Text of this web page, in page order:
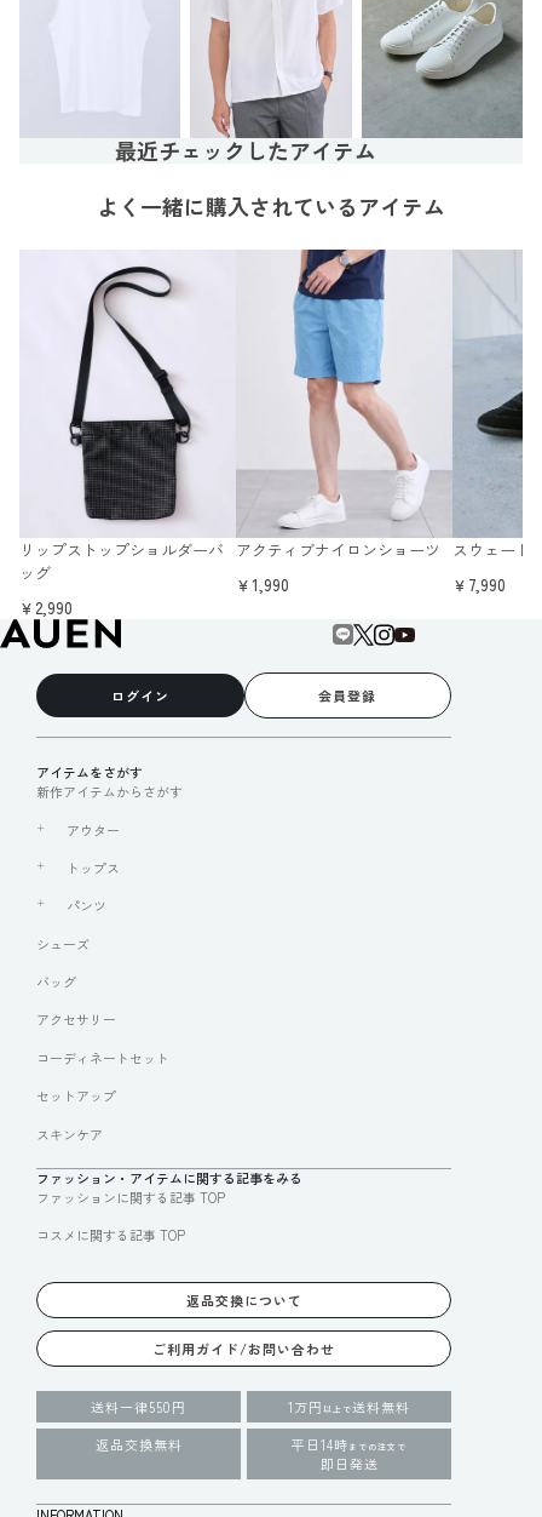
最近チェックしたアイテム
よく一緒に購入されているアイテム
リップストップショルダーバ
ッグ
￥2,990
アクティブナイロンショーツ
￥1,990
スウェード
￥7,990
ログイン 会員登録
アイテムをさがす
新作アイテムからさがす
アウター
トップス
パンツ
シューズ
バッグ
アクセサリー
コーディネートセット
セットアップ
スキンケア
ファッション・アイテムに関する記事をみる
ファッションに関する記事 TOP
コスメに関する記事 TOP
返品交換について
ご利用ガイド/お問い合わせ
送料一律550円 1万円 以上で送料無料
返品交換無料
平日14時 までの注文で
即日発送